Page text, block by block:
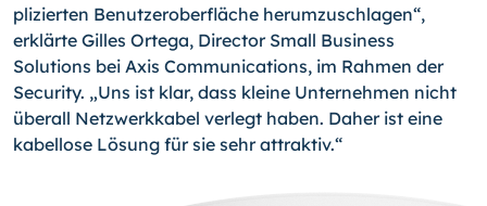
plizierten Benutzeroberfläche herumzuschlagen“,
erklärte Gilles Ortega, Director Small Business
Solutions bei Axis Communications, im Rahmen der
Security. „Uns ist klar, dass kleine Unternehmen nicht
überall Netzwerkkabel verlegt haben. Daher ist eine
kabellose Lösung für sie sehr attraktiv.“